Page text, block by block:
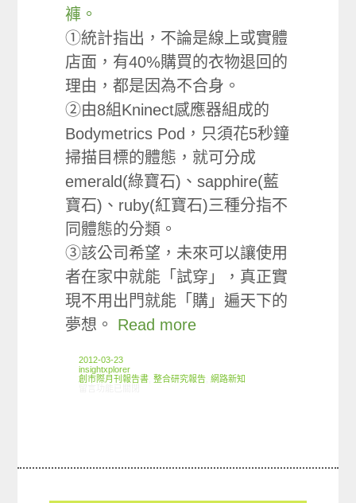
褲。
①統計指出，不論是線上或實體
店面，有40%購買的衣物退回的
理由，都是因為不合身。
②由8組Kninect感應器組成的
Bodymetrics Pod，只須花5秒鐘
掃描目標的體態，就可分成
emerald(綠寶石)、sapphire(藍
寶石)、ruby(紅寶石)三種分指不
同體態的分類。
③該公司希望，未來可以讓使用
者在家中就能「試穿」，真正實
現不用出門就能「購」遍天下的
夢想。 Read more
2012-03-23
insightxplorer
創市際月刊報告書 ,整合研究報告 ,網路新知